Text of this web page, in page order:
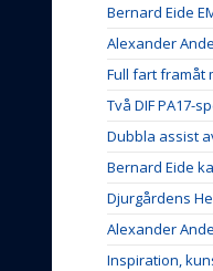
Bernard Eide
Alexander
Full fart framåt
Två DIF PA17-
Dubbla assist
Bernard Eide
Djurgårdens
Alexander
Inspiration,